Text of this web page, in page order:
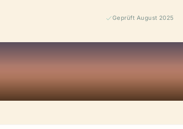
Geprüft August 2025